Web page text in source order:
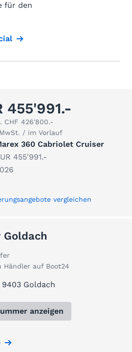
für den
455'991.-
CHF 426'800.-
/ im Vorlauf
360 Cabriolet Cruiser
455'991.-
vergleichen
Händler auf Boot24
9403 Goldach
anzeigen